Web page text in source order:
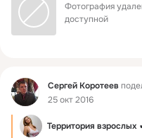
Фотография
доступной
Фид Сергей Коротеев
25 окт 2016
Территория взрослых